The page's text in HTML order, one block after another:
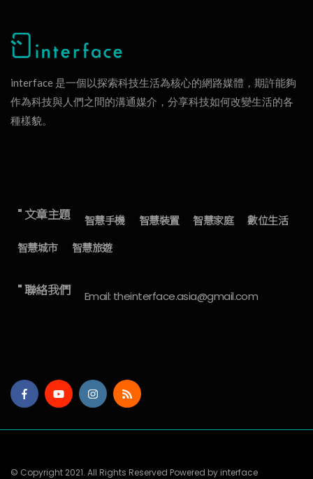
interface 是一個以探索科技生活為核心的網路媒體，期許能夠
作為科技與人們之間的溝通媒介，分享科技如何改變生活的各
種樣貌。
" 文章主題 智慧手機 智慧裝置 智慧家庭
數位生活
智慧城市
智慧旅遊
" 聯絡我們 Email: theinterface.asia@gmail.com
© Copyright 2021. All Rights Reserved Powered by interface